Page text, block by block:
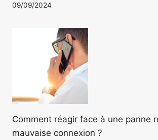
09/09/2024
Comment réagir face à une panne
mauvaise connexion ?